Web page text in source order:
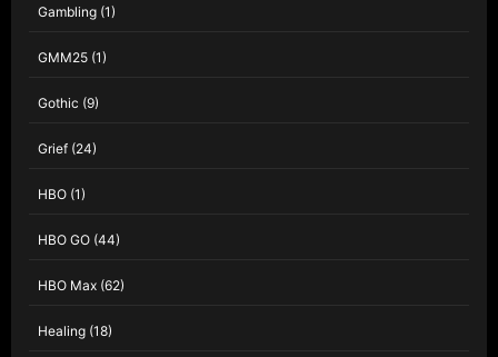
Gambling (1)
GMM25 (1)
Gothic (9)
Grief (24)
HBO (1)
HBO GO (44)
HBO Max (62)
Healing (18)